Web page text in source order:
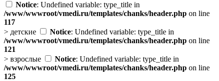
Notice: Undefined variable: type_title in
/www/wwwroot/vmedi.ru/templates/chanks/header.php on line
117
> детские Notice: Undefined variable: type_title in
/www/wwwroot/vmedi.ru/templates/chanks/header.php on line
121
> взрослые Notice: Undefined variable: type_title in
/www/wwwroot/vmedi.ru/templates/chanks/header.php on line
125